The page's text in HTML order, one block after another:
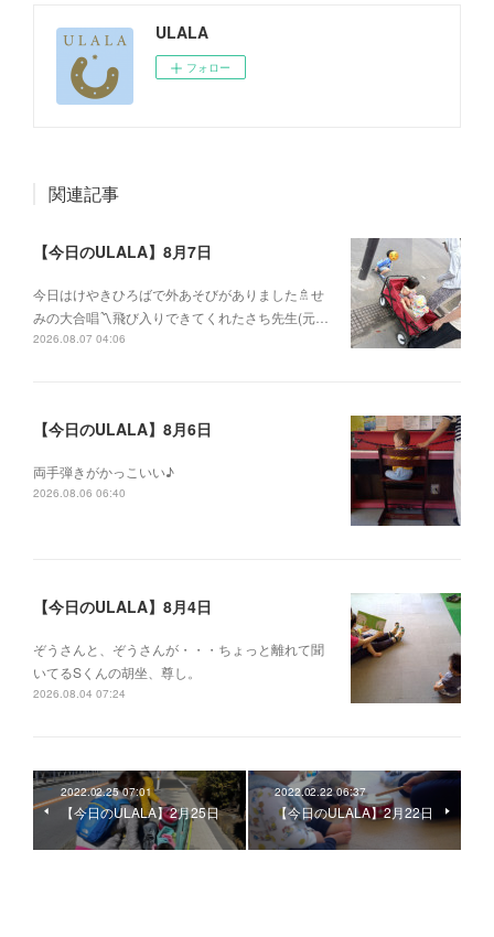
ULALA
フォロー
関連記事
【今日のULALA】8月7日
今日はけやきひろばで外あそびがありました🚿せ
みの大合唱〽飛び入りできてくれたさち先生(元…
2026.08.07 04:06
【今日のULALA】8月6日
両手弾きがかっこいい♪
2026.08.06 06:40
【今日のULALA】8月4日
ぞうさんと、ぞうさんが・・・ちょっと離れて聞
いてるSくんの胡坐、尊し。
2026.08.04 07:24
2022.02.25 07:01
【今日のULALA】2月25日
2022.02.22 06:37
【今日のULALA】2月22日